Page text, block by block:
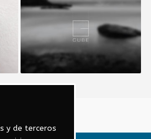
Cube
y de terceros